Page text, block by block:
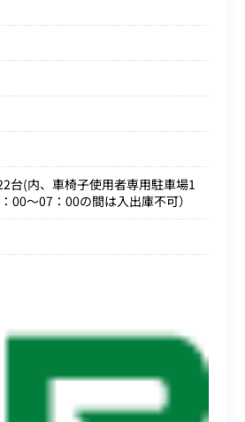
台(内、車椅子使用者専用駐車場1
00～07：00の間は入出庫不可）